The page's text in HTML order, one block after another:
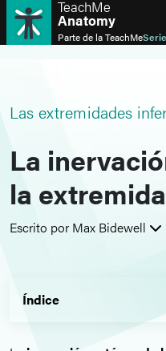
TeachMe
Anatomy
Parte de laTeachMe
Las extremidades
La
la
Escrito por Max Bidewell
Índice